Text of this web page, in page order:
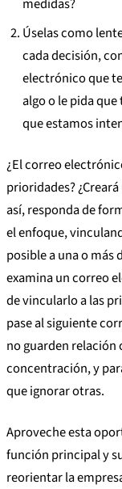
Úselas como
cada decisión,
electrónico que
algo o le pida
que estamos
¿El correo
prioridades?
así, responda de
el enfoque,
posible a una o más
examina un correo
de vincularlo a las
pase al siguiente
no guarden relación
concentración, y
que ignorar otras.
Aproveche esta
función principal y
reorientar la